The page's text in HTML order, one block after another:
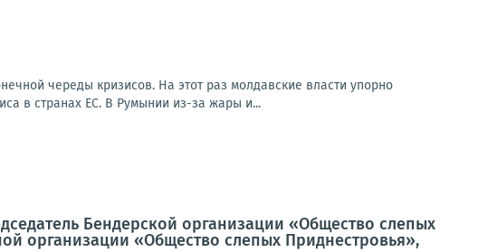
череды кризисов. На этот раз молдавские власти упорно
в странах ЕС. В Румынии из-за жары и...
Бендерской организации «Общество слепых
организации «Общество слепых Приднестровья»,